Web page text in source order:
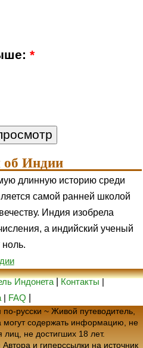
*
Индии
длинную историю среди
самой ранней школой
Индия изобрела
а индийский ученый
Индонета|Контакты|
| FAQ
русски ~ Живой путеводитель,
содержать информацию, не
не достигших 18 лет.
и гиперссылки на источник